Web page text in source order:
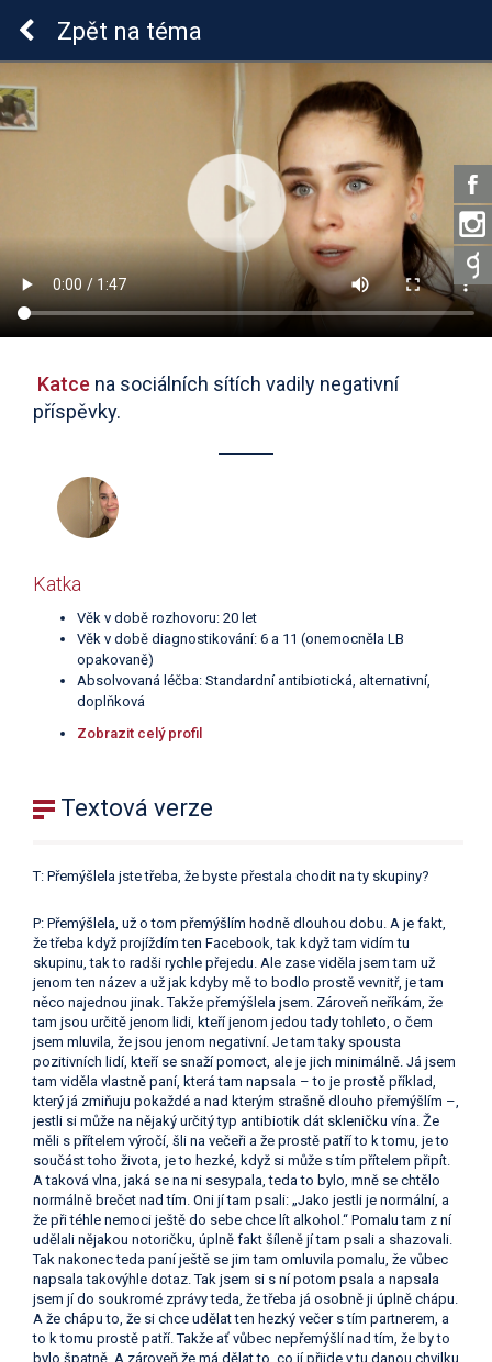
Lymeská borrelióza
Zpět na téma
Katce na sociálních sítích vadily negativní
příspěvky.
Katka
Věk v době rozhovoru: 20 let
Věk v době diagnostikování: 6 a 11 (onemocněla LB
opakovaně)
Absolvovaná léčba: Standardní antibiotická, alternativní,
doplňková
Zobrazit celý profil
Textová verze
T: Přemýšlela jste třeba, že byste přestala chodit na ty skupiny?
P: Přemýšlela, už o tom přemýšlím hodně dlouhou dobu. A je fakt,
že třeba když projíždím ten Facebook, tak když tam vidím tu
skupinu, tak to radši rychle přejedu. Ale zase viděla jsem tam už
jenom ten název a už jak kdyby mě to bodlo prostě vevnitř, je tam
něco najednou jinak. Takže přemýšlela jsem. Zároveň neříkám, že
tam jsou určitě jenom lidi, kteří jenom jedou tady tohleto, o čem
jsem mluvila, že jsou jenom negativní. Je tam taky spousta
pozitivních lidí, kteří se snaží pomoct, ale je jich minimálně. Já jsem
tam viděla vlastně paní, která tam napsala – to je prostě příklad,
který já zmiňuju pokaždé a nad kterým strašně dlouho přemýšlím –,
jestli si může na nějaký určitý typ antibiotik dát skleničku vína. Že
měli s přítelem výročí, šli na večeři a že prostě patří to k tomu, je to
součást toho života, je to hezké, když si může s tím přítelem připít.
A taková vlna, jaká se na ni sesypala, teda to bylo, mně se chtělo
normálně brečet nad tím. Oni jí tam psali: „Jako jestli je normální, a
že při téhle nemoci ještě do sebe chce lít alkohol.“ Pomalu tam z ní
udělali nějakou notoričku, úplně fakt šíleně jí tam psali a shazovali.
Tak nakonec teda paní ještě se jim tam omluvila pomalu, že vůbec
napsala takovýhle dotaz. Tak jsem si s ní potom psala a napsala
jsem jí do soukromé zprávy teda, že třeba já osobně ji úplně chápu.
A že chápu to, že si chce udělat ten hezký večer s tím partnerem, a
to k tomu prostě patří. Takže ať vůbec nepřemýšlí nad tím, že by to
bylo špatně. A zároveň že má dělat to, co jí přijde v tu danou chvilku